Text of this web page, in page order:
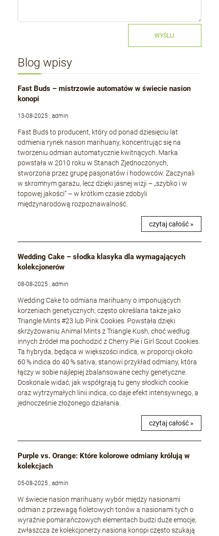
WYŚLIJ
Blog wpisy
Fast Buds – mistrzowie automatów w świecie nasion
konopi
13-08-2025 , admin
Fast Buds to producent, który od ponad dziesięciu lat
odmienia rynek nasion marihuany, koncentrując się na
tworzeniu odmian automatycznie kwitnących. Marka
powstała w 2010 roku w Stanach Zjednoczonych,
stworzona przez grupę pasjonatów i hodowców. Zaczynali
w skromnym garażu, lecz dzięki jasnej wizji – „szybko i w
topowej jakości” – w krótkim czasie zdobyli
międzynarodową rozpoznawalność.
czytaj całość »
Wedding Cake – słodka klasyka dla wymagających
kolekcjonerów
08-08-2025 , admin
Wedding Cake to odmiana marihuany o imponujących
korzeniach genetycznych, często określana także jako
Triangle Mints #23 lub Pink Cookies. Powstała dzięki
skrzyżowaniu Animal Mints z Triangle Kush, choć według
innych źródeł ma pochodzić z Cherry Pie i Girl Scout Cookies.
Ta hybryda, będąca w większości indica, w proporcji około
60 % indica do 40 % sativa, stanowi przykład odmiany, która
łączy w sobie najlepiej zbalansowane cechy genetyczne.
Doskonale widać, jak współgrają tu geny słodkich cookie
oraz wytrzymałych linii indica, co daje efekt intensywnego, a
jednocześnie złożonego działania.
czytaj całość »
Purple vs. Orange: Które kolorowe odmiany królują w
kolekcjach
05-08-2025 , admin
W świecie nasion marihuany wybór między nasionami
odmian z przewagą fioletowych tonów a nasionami tych o
wyraźnie pomarańczowych elementach budzi duże emocje,
zwłaszcza że kolekcjonerzy nasiona konopi często szukają